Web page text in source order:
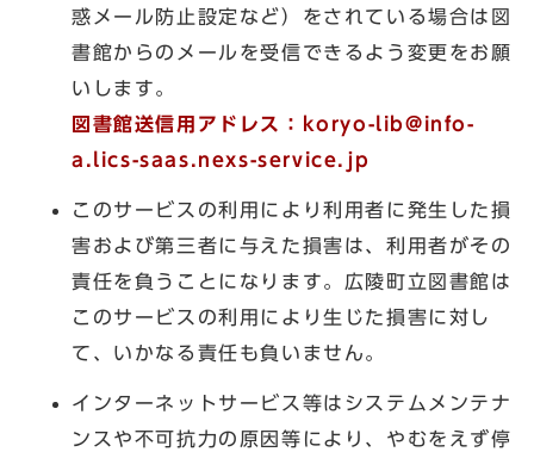
惑メール防止設定など）をされている場合は図
書館からのメールを受信できるよう変更をお願
いします。
図書館送信用アドレス：
koryo-lib@info-
a.lics-saas.nexs-service.jp
このサービスの利用により利用者に発生した損
害および第三者に与えた損害は、利用者がその
責任を負うことになります。広陵町立図書館は
このサービスの利用により生じた損害に対し
て、いかなる責任も負いません。
インターネットサービス等はシステムメンテナ
ンスや不可抗力の原因等により、やむをえず停